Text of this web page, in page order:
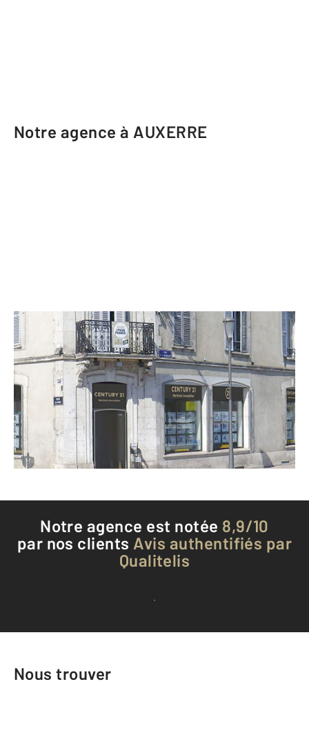
Notre agence à AUXERRE
CENTURY 21 Martinot Immobilier
107 rue du Pont
AUXERRE - 89000
Envoyer un message
Téléphoner à l'agence
Notre agence est notée 8,9/10
par nos clients Avis authentifiés par
Qualitelis
Voir tous les avis clients
Nous trouver